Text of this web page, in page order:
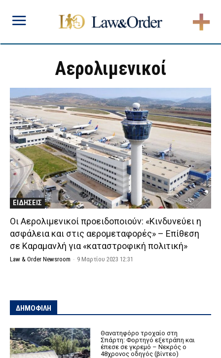
Αερολιμενικοί
ΕΙΔΗΣΕΙΣ
Οι Αερολιμενικοί προειδοποιούν: «Κινδυνεύει η
ασφάλεια και στις αερομεταφορές» – Επίθεση
σε Καραμανλή για «καταστροφική πολιτική»
Law & Order Newsroom - 9 Μαρτίου 2023 12:31
ΔΗΜΟΦΙΛΗ
Θανατηφόρο τροχαίο στη
Σπάρτη: Φορτηγό εξετράπη και
έπεσε σε γκρεμό – Νεκρός ο
48χρονος οδηγός (βίντεο)